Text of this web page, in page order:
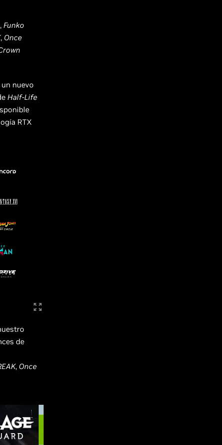
, Funko
, Once
nuevo
Half-Life
RTX
de
, Once